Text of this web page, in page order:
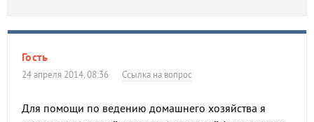
Гость
24 апреля 2014, 08:36 Ссылка на вопрос
Для помощи по ведению домашнего хозяйства я